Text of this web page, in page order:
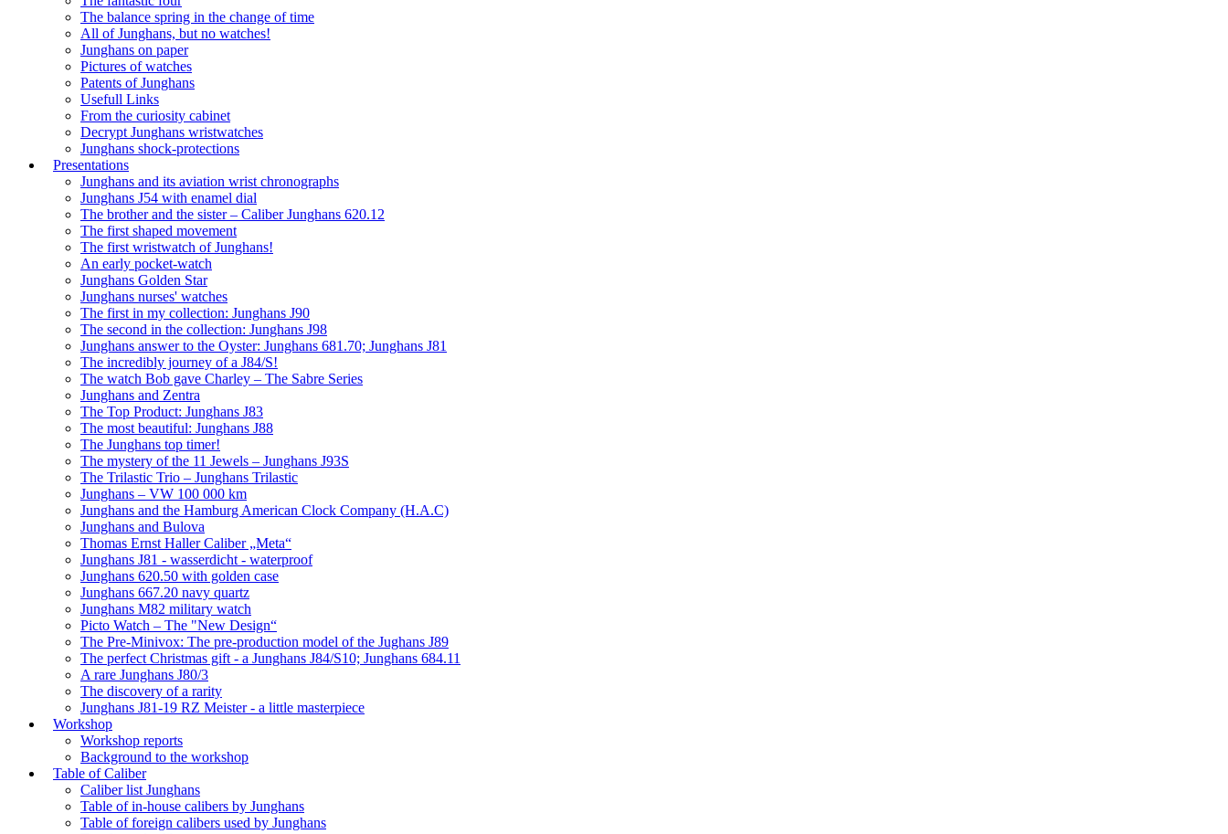
The balance spring in the change of time
All of Junghans, but no watches!
Junghans on paper
Pictures of watches
Patents of Junghans
Usefull Links
From the curiosity cabinet
Decrypt Junghans wristwatches
Junghans shock-protections
Presentations
Junghans and its aviation wrist chronographs
Junghans J54 with enamel dial
The brother and the sister – Caliber Junghans 620.12
The first shaped movement
The first wristwatch of Junghans!
An early pocket-watch
Junghans Golden Star
Junghans nurses' watches
The first in my collection: Junghans J90
The second in the collection: Junghans J98
Junghans answer to the Oyster: Junghans 681.70; Junghans J81
The incredibly journey of a J84/S!
The watch Bob gave Charley – The Sabre Series
Junghans and Zentra
The Top Product: Junghans J83
The most beautiful: Junghans J88
The Junghans top timer!
The mystery of the 11 Jewels – Junghans J93S
The Trilastic Trio – Junghans Trilastic
Junghans – VW 100 000 km
Junghans and the Hamburg American Clock Company (H.A.C)
Junghans and Bulova
Thomas Ernst Haller Caliber „Meta“
Junghans J81 - wasserdicht - waterproof
Junghans 620.50 with golden case
Junghans 667.20 navy quartz
Junghans M82 military watch
Picto Watch – The "New Design“
The Pre-Minivox: The pre-production model of the Jughans J89
The perfect Christmas gift - a Junghans J84/S10; Junghans 684.11
A rare Junghans J80/3
The discovery of a rarity
Junghans J81-19 RZ Meister - a little masterpiece
Workshop
Workshop reports
Background to the workshop
Table of Caliber
Caliber list Junghans
Table of in-house calibers by Junghans
Table of foreign calibers used by Junghans